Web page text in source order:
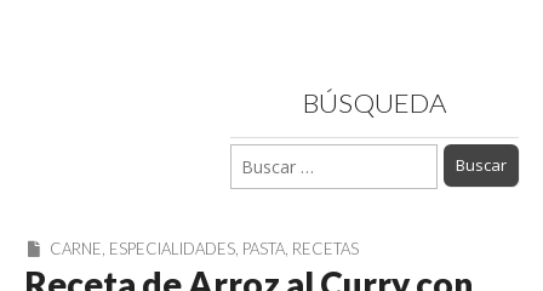
BÚSQUEDA
Buscar:
CARNE, ESPECIALIDADES, PASTA, RECETAS